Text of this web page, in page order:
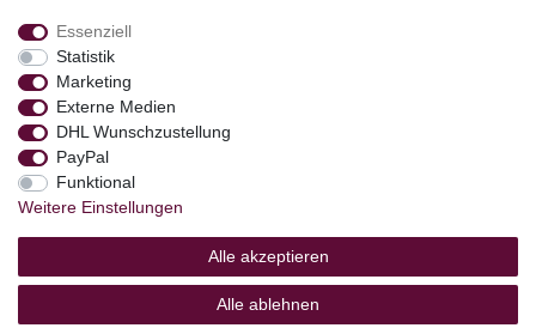
Impressum
Barrierefreiheitserklärung
Vertrag widerrufen
Essenziell
Statistik
Marketing
Externe Medien
DHL Wunschzustellung
PayPal
Funktional
Weitere Einstellungen
Alle akzeptieren
Alle ablehnen